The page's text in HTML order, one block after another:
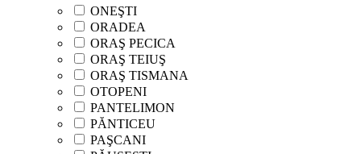
ONEŞTI
ORADEA
ORAŞ PECICA
ORAŞ TEIUŞ
ORAŞ TISMANA
OTOPENI
PANTELIMON
PĂNTICEU
PAŞCANI